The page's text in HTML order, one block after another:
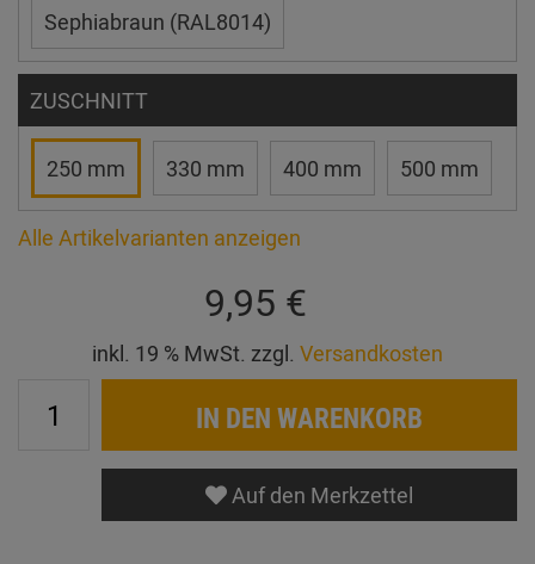
Sephiabraun (RAL8014)
ZUSCHNITT
250 mm 330 mm 400 mm 500 mm
Alle Artikelvarianten anzeigen
9,95 €
inkl. 19 % MwSt. zzgl. Versandkosten
IN DEN WARENKORB
Auf den Merkzettel